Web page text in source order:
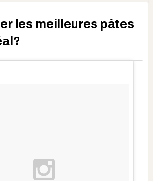
les meilleures pâtes